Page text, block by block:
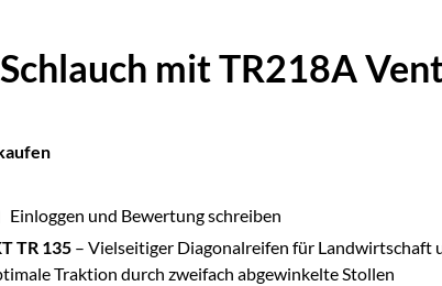
mit TR218A
Einloggen und Bewertung schreiben
TR 135 – Vielseitiger Diagonalreifen für Landwirtschaft
Traktion durch zweifach abgewinkelte Stollen